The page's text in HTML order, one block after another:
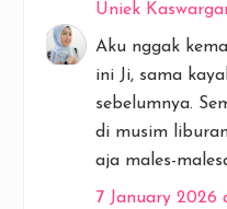
Uniek
Aku nggak
ini Ji, sama
sebelumnya.
di musim
aja males-
7 January 2026